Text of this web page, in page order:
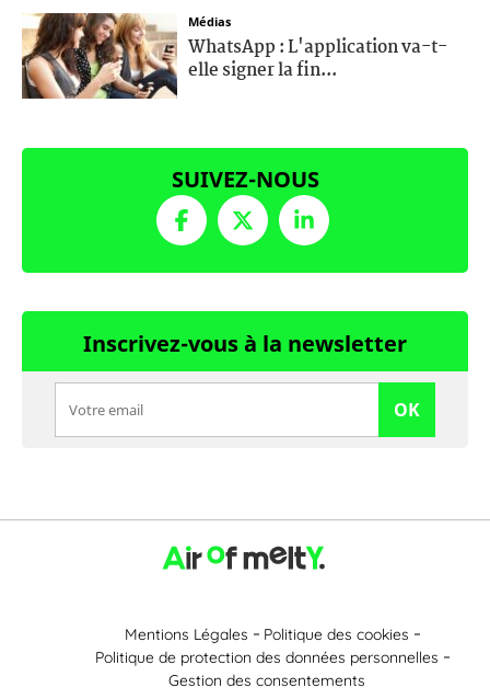
Médias
WhatsApp : L'application va-t-
elle signer la fin...
SUIVEZ-NOUS
Inscrivez-vous à la newsletter
OK
Mentions Légales
Politique des cookies
Politique de protection des données personnelles
Gestion des consentements